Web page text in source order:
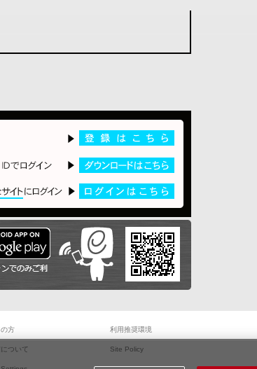
方 利用推奨環境
ついて Site Policy